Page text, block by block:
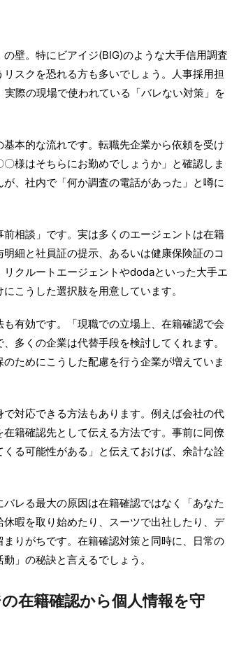
壁。特にビアイジ(BIG)のような大手信用調査
スクを恐れる方も多いでしょう。人事採用担
際の現場で使われている「バレない対策」を
本的な流れです。転職先企業から依頼を受け
様はそちらにお勤めでしょうか」と確認しま
、社内で「何か調査の電話があった」と噂に
相談」です。実は多くのエージェントは在籍
細と社員証の提示、あるいは健康保険証のコ
クルートエージェントやdodaといった大手エ
こうした選択肢を用意しています。
有効です。「現職での立場上、在籍確認で会
多くの企業は代替手段を検討してくれます。
ためにこうした配慮を行う企業が増えていま
対応できる方法もあります。例えば会社の代
籍確認先として伝える方法です。事前に同僚
る可能性がある」と伝えておけば、余計な詮
レる最大の原因は在籍確認ではなく「あなた
暇を取り始めたり、スーツで出社したり、デ
りがちです。在籍確認対策と同時に、日常の
」の秘訣と言えるでしょう。
在籍確認から個人情報を守